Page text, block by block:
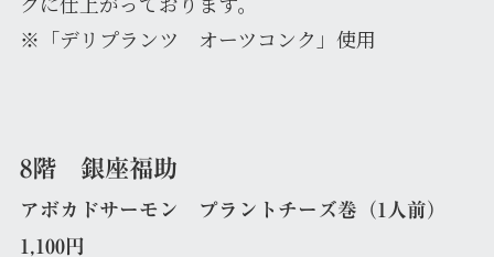
※「デリプランツ オーツコンク」使用
8階 銀座福助
アボカドサーモン プラントチーズ巻（1人前）
1,100円